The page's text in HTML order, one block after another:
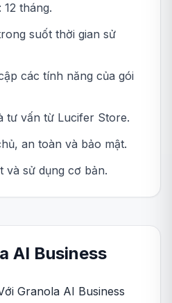
tháng.
suốt thời gian sử
các tính năng của gói
tư vấn từ Lucifer Store.
an toàn và bảo mật.
và sử dụng cơ bản.
AI Business
Granola AI Business